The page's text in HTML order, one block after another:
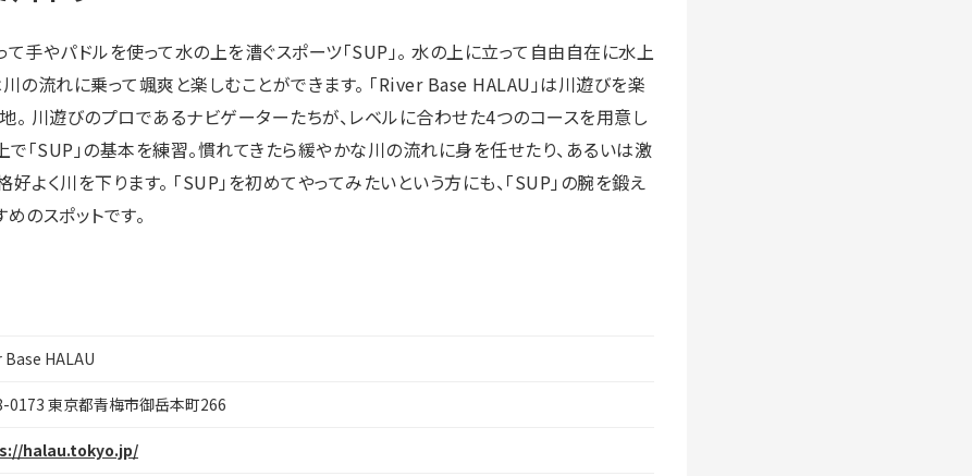
手やパドルを使って水の上を漕ぐスポーツ「SUP」。 水の上に立って自由自在に水上
の流れに乗って颯爽と楽しむことができます。 「River Base HALAU」は川遊びを楽
。 川遊びのプロであるナビゲーターたちが、レベルに合わせた4つのコースを用意し
で「SUP」の基本を練習。慣れてきたら緩やかな川の流れに身を任せたり、あるいは激
よく川を下ります。 「SUP」を初めてやってみたいという方にも、「SUP」の腕を鍛え
のスポットです。
Base HALAU
0173 東京都青梅市御岳本町266
halau.tokyo.jp/